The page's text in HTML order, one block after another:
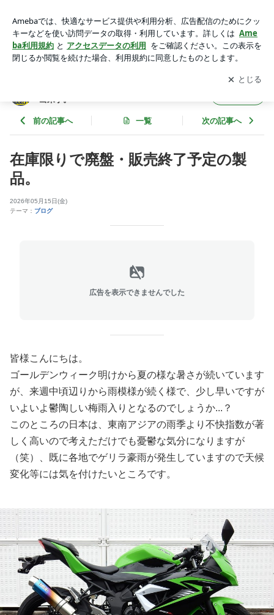
ズマフラー開発 日々の出来事。
アプリをダウンロードして ブログの更新通知
を受け取りまし
ょう。
開く
出来事。
前の記事へ 一覧 次の記事へ
在庫限りで廃盤・販売終了予定の製
品。
2026年05月15日(金)
テーマ： ブログ
広告を表示できませんでした
皆様こんにちは。
ゴールデンウィーク明けから夏の様な暑さが続いています
が、来週中頃辺りから雨模様が続く様で、少し早いですが
いよいよ鬱陶しい梅雨入りとなるのでしょうか...？
このところの日本は、東南アジアの雨季より不快指数が著
しく高いので考えただけでも憂鬱な気分になりますが
（笑）、既に各地でゲリラ豪雨が発生していますので天候
変化等には気を付けたいところです。